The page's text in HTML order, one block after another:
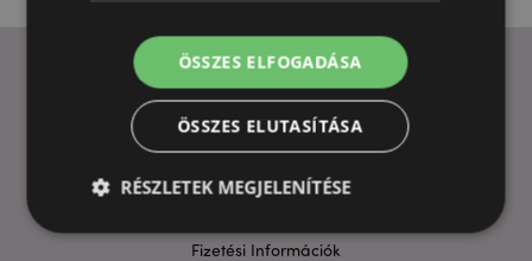
HASZNOS LINKEK
Szállítási költségek
Fizetési Információk
ÖSSZES ELFOGADÁSA
ÖSSZES ELUTASÍTÁSA
RÉSZLETEK MEGJELENÍTÉSE